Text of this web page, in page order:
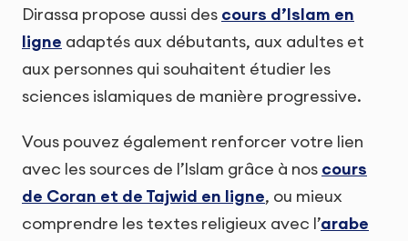
Dirassa propose aussi des cours d’Islam en
ligne adaptés aux débutants, aux adultes et
aux personnes qui souhaitent étudier les
sciences islamiques de manière progressive.
Vous pouvez également renforcer votre lien
avec les sources de l’Islam grâce à nos cours
de Coran et de Tajwid en ligne, ou mieux
comprendre les textes religieux avec l’arabe